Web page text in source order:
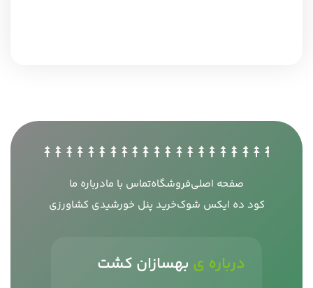
صفحه اصلیفروشگاهتماس با مادرباره ما
کود ده ایکس شوکخرید پنل خورشیدی کشاورزی
درباره ی بهسازان کشت